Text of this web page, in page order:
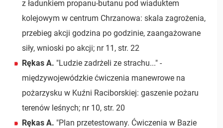
z ładunkiem propanu-butanu pod wiaduktem
kolejowym w centrum Chrzanowa: skala zagrożenia,
przebieg akcji godzina po godzinie, zaangażowane
siły, wnioski po akcji; nr 11, str. 22
Rękas A. "Ludzie zadrżeli ze strachu..." -
międzywojewódzkie ćwiczenia manewrowe na
pożarzysku w Kuźni Raciborskiej: gaszenie pożaru
terenów leśnych; nr 10, str. 20
Rękas A. "Plan przetestowany. Ćwiczenia w Bazie